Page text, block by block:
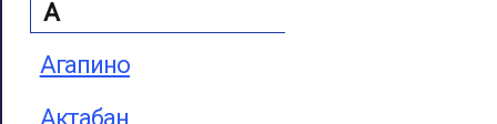
А
Агапино
Актабан